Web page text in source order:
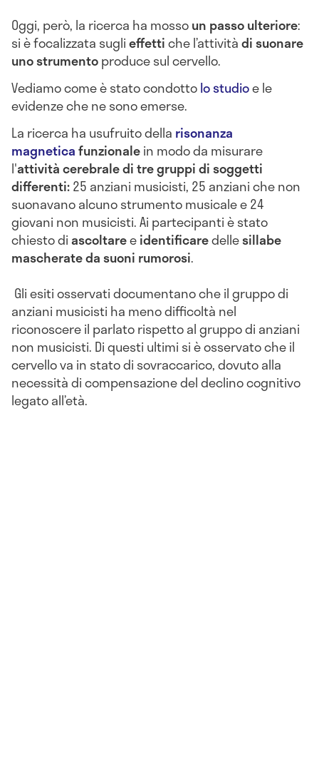
Oggi, però, la ricerca ha mossoun passo ulteriore:
si è focalizzata suglieffettiche l’attivitàdi suonare
uno strumentoproduce sul cervello.
Vediamo come è stato condottolo studioe le
evidenze che ne sono emerse.
La ricerca ha usufruito della risonanza
magneticafunzionalein modo da misurare
l'attività cerebrale di tre gruppi di soggetti
differenti:25 anziani musicisti, 25 anziani che non
suonavano alcuno strumento musicale e 24
giovani non musicisti. Ai partecipanti è stato
chiesto diascoltareeidentificaredellesillabe
mascherate da suoni rumorosi.
Gli esiti osservati documentano che il gruppo di
anziani musicisti ha meno difficoltà nel
riconoscere il parlato rispetto al gruppo di anziani
non musicisti. Di questi ultimi si è osservato che il
cervello va in stato di sovraccarico, dovuto alla
necessità di compensazione del declino cognitivo
legato all’età.